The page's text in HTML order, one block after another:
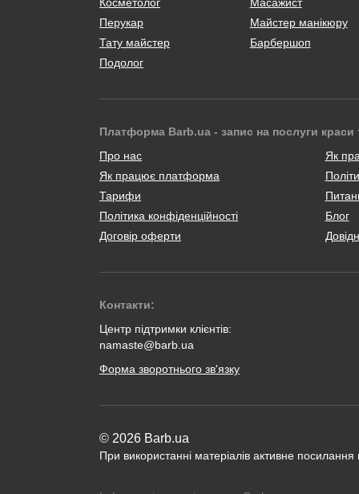
Перукар
Майстер манікюру
Тату майстер
Барбершоп
Подолог
Платформа Barb.ua - запис на послуги краси
Про нас
Як працює платформа
Тарифи
Політика конфіденційності
Договір оферти
Як
Блог
Контакти:
Центр підтримки клієнтів:
namaste@barb.ua
Форма зворотнього зв'язку
© 2026 Barb.ua
При використанні матеріалів активне